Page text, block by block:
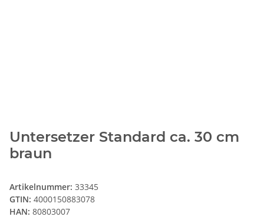
Untersetzer Standard ca. 30 cm
braun
Artikelnummer: 33345
GTIN: 4000150883078
HAN: 80803007